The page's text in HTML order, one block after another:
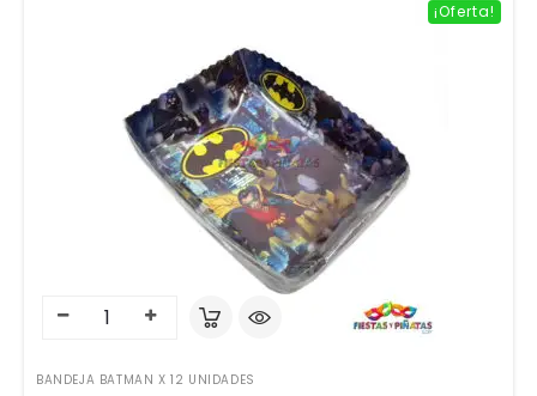
¡Oferta!
BANDEJA BATMAN X 12 UNIDADES